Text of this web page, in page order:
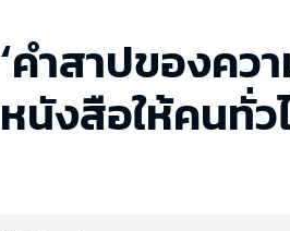
‘คำสาปของคว
หนังสือให้คนทั่ว